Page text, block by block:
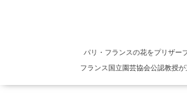
パリ・フランスの花をプリザー
フランス国立園芸協会公認教授